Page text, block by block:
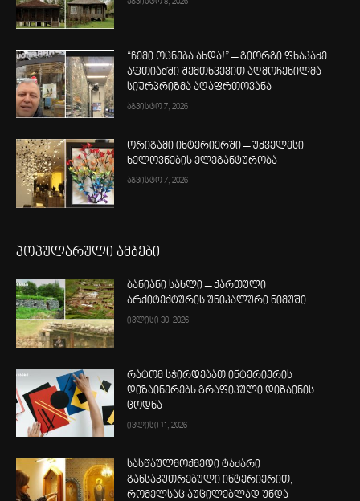
აგვისტო 8, 2026
“ჩემი ოცნება ახდა!” – გიორგი ფხაკაძე
აფთიაქში შემთხვევით აღმოჩენილმა
სიურპრიზმა აღაფრთოვანა
აგვისტო 7, 2026
ორიგამი ინტერიერში – უძველესი
ხელოვნების ელეგანტურობა
აგვისტო 7, 2026
პოპულარული ამბები
ბანიანი სახლი – ქართული
არქიტექტურის უნიკალური ნიმუში
ივლისი 30, 2026
რატომ სჭირდებათ ინტერიერის
დიზაინერებს გრაფიკული დიზაინის
ცოდნა
ივლისი 11, 2026
სასწაულმოქმედი ტაძარი
განსაკუთრებული ინტერიერით,
რომელსაც აუცილებლად უნდა